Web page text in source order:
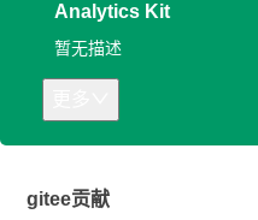
Analytics Kit
暂无描述
gitee贡献